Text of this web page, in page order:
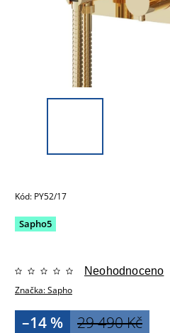
Kód: PY52/17
Sapho5
Značka:Sapho
Neohodnoceno
29 490 Kč
–14 %